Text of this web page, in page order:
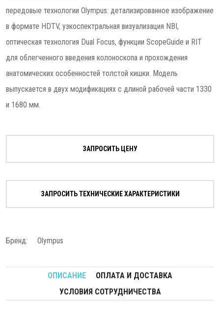
передовые технологии Olympus: детализированное изображение
в формате HDTV, узкоспектральная визуализация NBI,
оптическая технология Dual Focus, функции ScopeGuide и RIT
для облегченного введения колоноскопа и прохождения
анатомических особенностей толстой кишки. Модель
выпускается в двух модификациях с длиной рабочей части 1330
и 1680 мм.
ЗАПРОСИТЬ ЦЕНУ
ЗАПРОСИТЬ ТЕХНИЧЕСКИЕ ХАРАКТЕРИСТИКИ
Бренд: Olympus
ОПИСАНИЕ
ОПЛАТА И ДОСТАВКА
УСЛОВИЯ СОТРУДНИЧЕСТВА